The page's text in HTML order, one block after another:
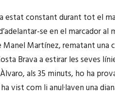
estat constant durant tot el
se en el marcador al
Martínez, rematant una
Brava a estirar les seves
als 35 minuts, ho ha
vist com li anul·laven una